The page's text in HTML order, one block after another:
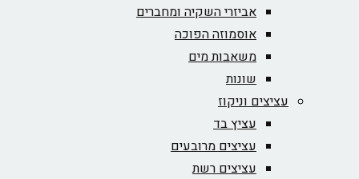
אביזרי השקיה ומחברים
אוסמוזה הפוכה
משאבות מים
שונות
עציצים וניקוז
עציץ בד
עציצים מרובעים
עציצים רשת